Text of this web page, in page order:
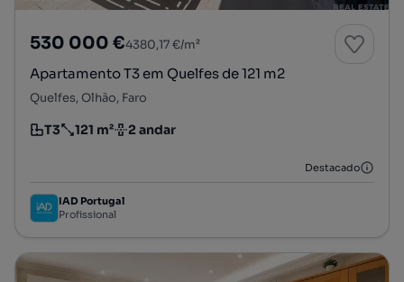
530 000 €4380,17 €/m²
Apartamento T3 em Quelfes de 121 m2
Quelfes, Olhão, Faro
Tipologia
T3
Preço por metro quadrado
121 m²
Andar 2 andar
Destacado
IAD Portugal
Profissional